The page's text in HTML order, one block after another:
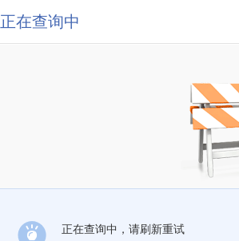
正在查询中
正在查询中，请刷新重试